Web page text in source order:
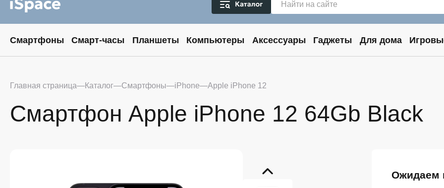
Смартфоны Смарт-часы Планшеты Компьютеры Аксессуары Гаджеты Для дома
Главная страница Каталог Смартфоны iPhone Apple iPhone 12
Смартфон Apple iPhone 12 64Gb Black
Ожидаем